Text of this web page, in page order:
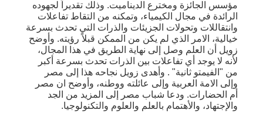
مؤسس الجائزة ومخترع الديناميت. وذلك تقديراً لجهوده
الرائدة في مجال الكيمياء، وتمكنه من التقاط تفاعلات
وانتقاللات وتحولات الجزيئات والذرات التي تحدث بسرعة
خيالية، الامر الذي لم يكن من الممكن قبلاً رؤيته. وأوضح
زويل أن العلم وصل إلى نهاية الطريق في هذا المجال،
لأنه لا يوجد أي تفاعلات بين الذرات تحدث بسرعة أكبر
من "الفيمتو ثانية" . وأهدى زويل نجاحه هذا إلى مصر
وإلى الامة العربية وإلى عائلته ووطنه، وأوضح ان مصر
أم الحضارات. ودعا شباب مصر إلى المزيد من الجد
والإجتهاد، والأهتمام بالعلم والعلوم والتكنولوجيا.